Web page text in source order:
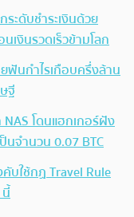
ะดับชำระเงินด้วย
เงินรวดเร็วข้ามโลก
ฟันกำไรเกือบครึ่งล้าน
ฐี
NAS โดนแฮกเกอร์ฝัง
นจำนวน 0.07 BTC
บใช้กฏ Travel Rule